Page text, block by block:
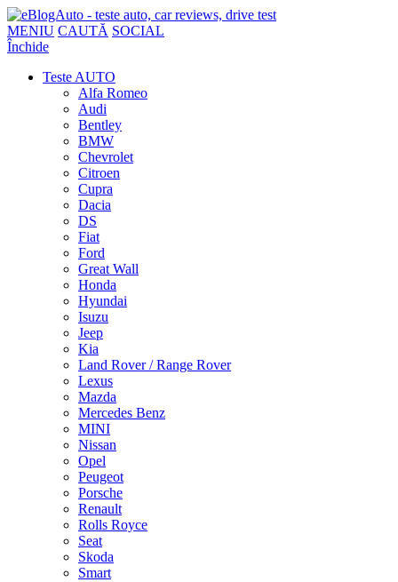
MENIU CAUTĂ SOCIAL
Închide
Teste AUTO
Alfa Romeo
Audi
Bentley
BMW
Chevrolet
Citroen
Cupra
Dacia
DS
Fiat
Ford
Great Wall
Honda
Hyundai
Isuzu
Jeep
Kia
Land Rover / Range Rover
Lexus
Mazda
Mercedes Benz
MINI
Nissan
Opel
Peugeot
Porsche
Renault
Rolls Royce
Seat
Skoda
Smart